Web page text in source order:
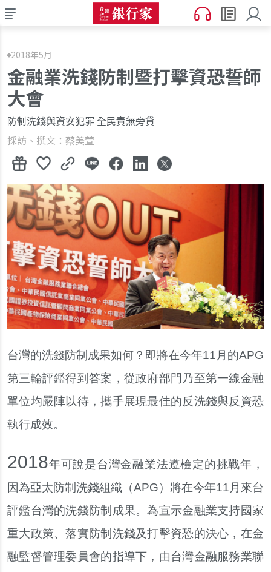
2018年5月
金融業洗錢防制暨打擊資恐誓師
大會
防制洗錢與資安犯罪 全民責無旁貸
採訪、撰文：蔡美萱
台灣的洗錢防制成果如何？即將在今年11月的APG
第三輪評鑑得到答案，從政府部門乃至第一線金融
單位均嚴陣以待，攜手展現最佳的反洗錢與反資恐
執行成效。
2018年可說是台灣金融業法遵檢定的挑戰年，
因為亞太防制洗錢組織（APG）將在今年11月來台
評鑑台灣的洗錢防制成果。為宣示金融業支持國家
重大政策、落實防制洗錢及打擊資恐的決心，在金
融監督管理委員會的指導下，由台灣金融服務業聯